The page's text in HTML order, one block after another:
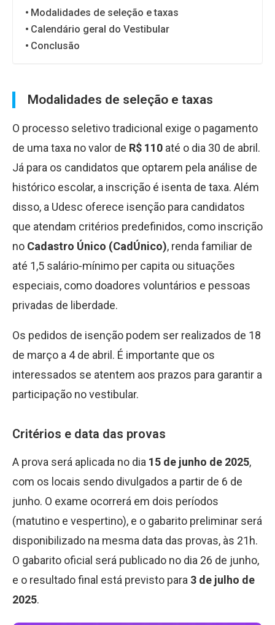
Modalidades de seleção e taxas
Calendário geral do Vestibular
Conclusão
Modalidades de seleção e taxas
O processo seletivo tradicional exige o pagamento
de uma taxa no valor de R$ 110 até o dia 30 de abril.
Já para os candidatos que optarem pela análise de
histórico escolar, a inscrição é isenta de taxa. Além
disso, a Udesc oferece isenção para candidatos
que atendam critérios predefinidos, como inscrição
no Cadastro Único (CadÚnico), renda familiar de
até 1,5 salário-mínimo per capita ou situações
especiais, como doadores voluntários e pessoas
privadas de liberdade.
Os pedidos de isenção podem ser realizados de 18
de março a 4 de abril. É importante que os
interessados se atentem aos prazos para garantir a
participação no vestibular.
Critérios e data das provas
A prova será aplicada no dia 15 de junho de 2025,
com os locais sendo divulgados a partir de 6 de
junho. O exame ocorrerá em dois períodos
(matutino e vespertino), e o gabarito preliminar será
disponibilizado na mesma data das provas, às 21h.
O gabarito oficial será publicado no dia 26 de junho,
e o resultado final está previsto para 3 de julho de
2025.